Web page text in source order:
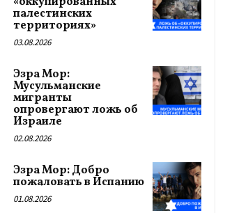
палестинских
территориях»
03.08.2026
Эзра Мор:
Мусульманские
мигранты
опровергают ложь об
Израиле
02.08.2026
Эзра Мор: Добро
пожаловать в Испанию
01.08.2026